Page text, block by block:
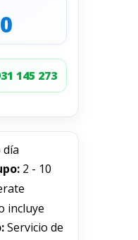
145 273
día
2 - 10
incluye
Servicio de